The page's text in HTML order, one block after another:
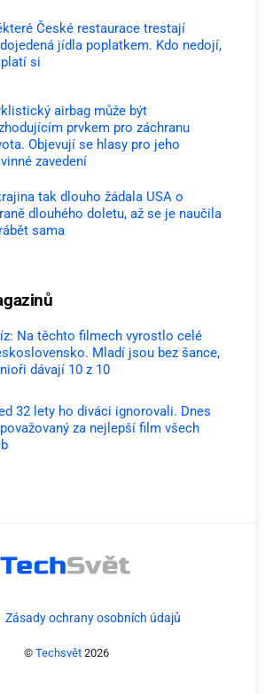
České restaurace trestají
jídla poplatkem. Kdo nedojí,
si
airbag může být
prvkem pro záchranu
Objevují se hlasy pro jeho
zavedení
tak dlouho žádala USA o
dlouhého doletu, až se je naučila
sama
Na těchto filmech vyrostlo celé
Mladí jsou bez šance,
dávají 10 z 10
32 lety ho diváci ignorovali. Dnes
za nejlepší film všech
Zásady ochrany osobních údajů
© Techsvět 2026